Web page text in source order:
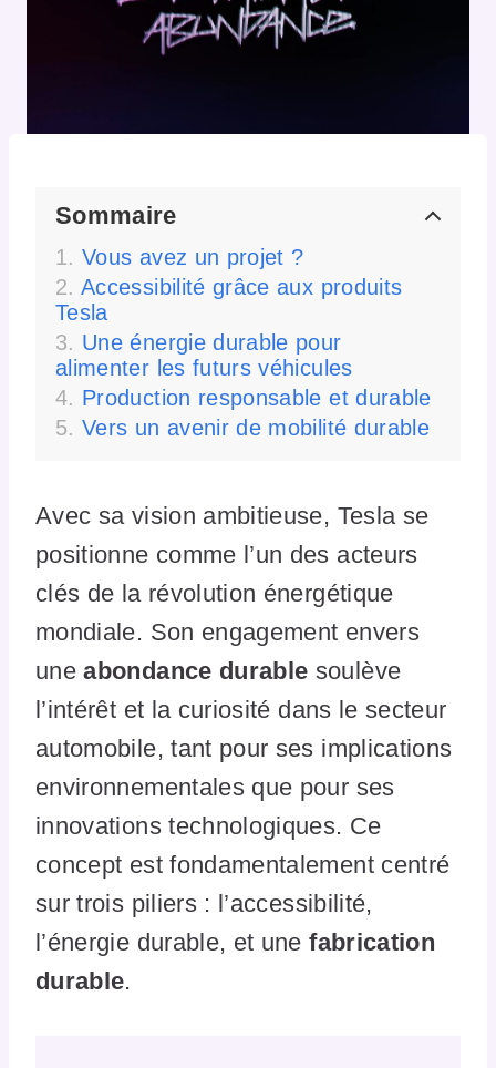
Sommaire
Vous avez un projet ?
Accessibilité grâce aux produits
Tesla
Une énergie durable pour
alimenter les futurs véhicules
Production responsable et durable
Vers un avenir de mobilité durable
Avec sa vision ambitieuse, Tesla se
positionne comme l’un des acteurs
clés de la révolution énergétique
mondiale. Son engagement envers
uneabondance durable soulève
l’intérêt et la curiosité dans le secteur
automobile, tant pour ses implications
environnementales que pour ses
innovations technologiques. Ce
concept est fondamentalement centré
sur trois piliers : l’accessibilité,
l’énergie durable, et unefabrication
durable.